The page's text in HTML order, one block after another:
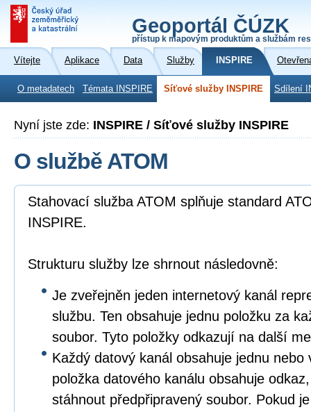
Geoportál ČÚZK
přístup k mapovým produktům a službám
Vítejte Aplikace Data Služby INSPIRE
O metadatech Témata INSPIRE Síťové služby INSPIRE Sdílení
Nyní jste zde: INSPIRE / Síťové služby INSPIRE
O službě ATOM
Stahovací služba ATOM splňuje standard
INSPIRE.
Strukturu služby lze shrnout následovně:
Je zveřejněn jeden internetový kanál
službu. Ten obsahuje jednu položku za
soubor. Tyto položky odkazují na další
Každý datový kanál obsahuje jednu nebo
položka datového kanálu obsahuje
stáhnout předpřipravený soubor. Pokud